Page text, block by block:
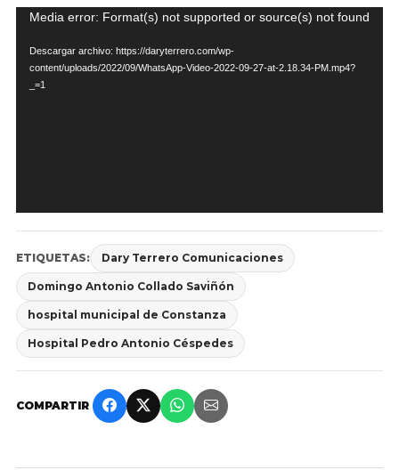
Reproductor
vídeo
Media error: Format(s) not supported or source(s) not found
Descargar archivo: https://daryterrero.com/wp-
content/uploads/2022/09/WhatsApp-Video-2022-09-27-at-2.18.34-PM.mp4?
_=1
ETIQUETAS: Dary Terrero Comunicaciones
Domingo Antonio Collado Saviñón
hospital municipal de Constanza
Hospital Pedro Antonio Céspedes
COMPARTIR